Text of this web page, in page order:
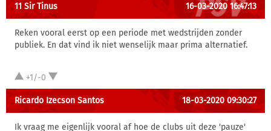
11 Sir Tinus 16-03-2020 16:47:13
Reken vooral eerst op een periode met wedstrijden zonder
publiek. En dat vind ik niet wenselijk maar prima alternatief.
+1/-0
Ricardo Izecson Santos 18-03-2020 09:30:27
Ik vraag me eigenlijk vooral af hoe de clubs uit deze 'pauze'